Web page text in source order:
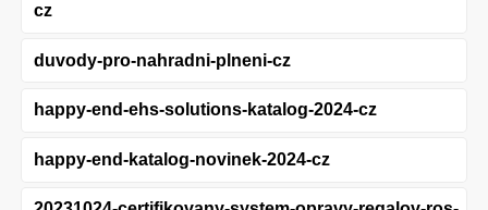
cz
duvody-pro-nahradni-plneni-cz
happy-end-ehs-solutions-katalog-2024-cz
happy-end-katalog-novinek-2024-cz